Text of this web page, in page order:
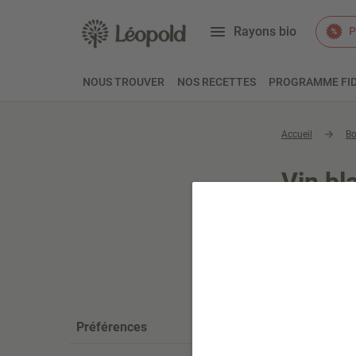
Rayons bio
NOUS TROUVER NOS RECETTES PROGRAMME
Accueil
Vin
Préférences